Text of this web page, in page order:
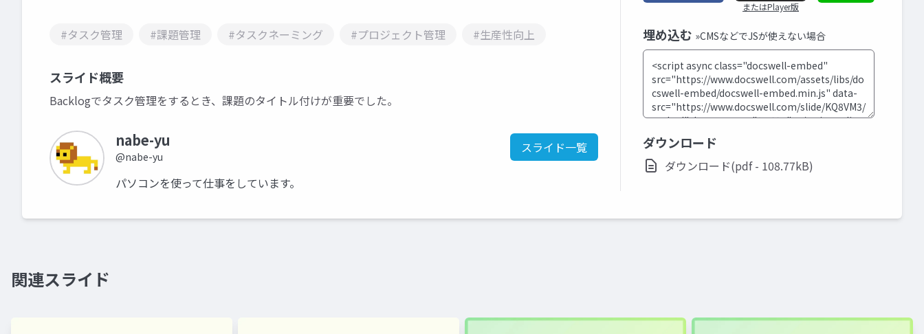
#タスク管理 #課題管理 #タスクネーミング #プロジェクト管理 #生産性向上
スライド概要
Backlogでタスク管理をするとき、課題のタイトル付けが重要でした。
nabe-yu
@nabe-yu
スライド一覧
パソコンを使って仕事をしています。
またはPlayer版
埋め込む »CMSなどでJSが使えない場合
ダウンロード
ダウンロード(pdf - 108.77kB)
関連スライド